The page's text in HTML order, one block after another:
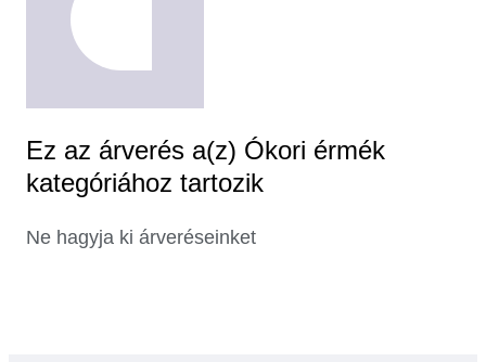
Ez az árverés a(z) Ókori érmék
kategóriához tartozik
Ne hagyja ki árveréseinket